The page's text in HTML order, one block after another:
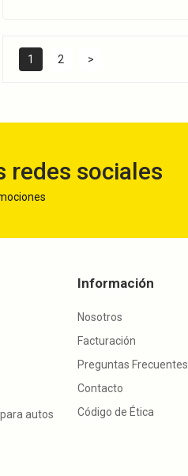
1 2 >
redes sociales
autos
Información
Nosotros
Facturación
Preguntas Frecuentes
Contacto
Código de Ética